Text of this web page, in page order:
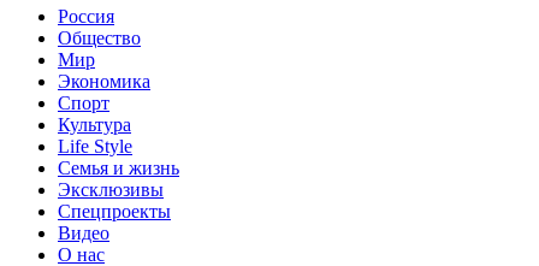
Россия
Общество
Мир
Экономика
Спорт
Культура
Life Style
Семья и жизнь
Эксклюзивы
Спецпроекты
Видео
О нас